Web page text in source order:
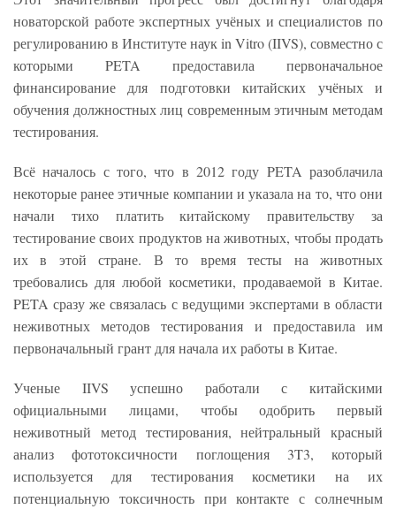
новаторской работе экспертных учёных и специалистов по
регулированию в Институте наук in Vitro (IIVS), совместно с
которыми PETA предоставила первоначальное
финансирование для подготовки китайских учёных и
обучения должностных лиц современным этичным методам
тестирования.
Всё началось с того, что в 2012 году PETA разоблачила
некоторые ранее этичные компании и указала на то, что они
начали тихо платить китайскому правительству за
тестирование своих продуктов на животных, чтобы продать
их в этой стране. В то время тесты на животных
требовались для любой косметики, продаваемой в Китае.
PETA сразу же связалась с ведущими экспертами в области
неживотных методов тестирования и предоставила им
первоначальный грант для начала их работы в Китае.
Ученые IIVS успешно работали с китайскими
официальными лицами, чтобы одобрить первый
неживотный метод тестирования, нейтральный красный
анализ фототоксичности поглощения 3T3, который
используется для тестирования косметики на их
потенциальную токсичность при контакте с солнечным